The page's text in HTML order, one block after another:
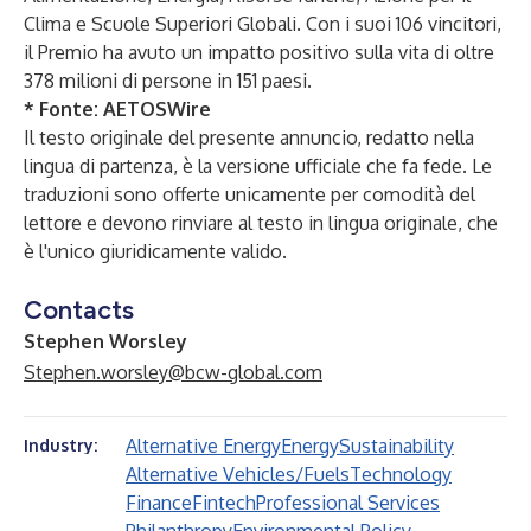
Clima e Scuole Superiori Globali. Con i suoi 106 vincitori,
il Premio ha avuto un impatto positivo sulla vita di oltre
378 milioni di persone in 151 paesi.
* Fonte: AETOSWire
Il testo originale del presente annuncio, redatto nella
lingua di partenza, è la versione ufficiale che fa fede. Le
traduzioni sono offerte unicamente per comodità del
lettore e devono rinviare al testo in lingua originale, che
è l'unico giuridicamente valido.
Contacts
Stephen Worsley
Stephen.worsley@bcw-global.com
Industry: Alternative EnergyEnergySustainability
Alternative Vehicles/FuelsTechnology
FinanceFintechProfessional Services